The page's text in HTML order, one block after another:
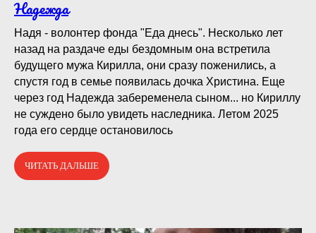
Надежда
Надя - волонтер фонда "Еда днесь". Несколько лет
назад на раздаче еды бездомным она встретила
будущего мужа Кирилла, они сразу поженились, а
спустя год в семье появилась дочка Христина. Еще
через год Надежда забеременела сыном... но Кириллу
не суждено было увидеть наследника. Летом 2025
года его сердце остановилось
ЧИТАТЬ ДАЛЬШЕ